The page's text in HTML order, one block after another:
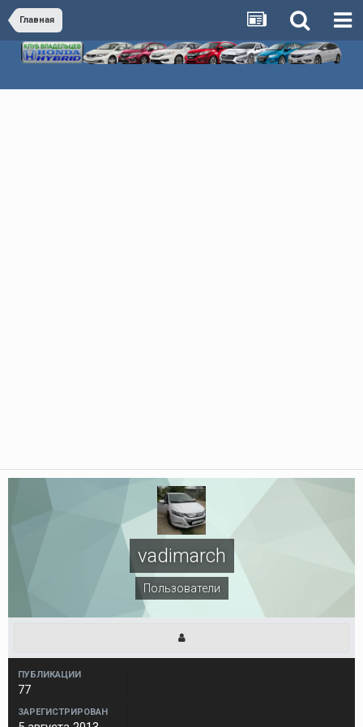
Главная
vadimarch
Пользователи
ПУБЛИКАЦИИ
77
ЗАРЕГИСТРИРОВАН